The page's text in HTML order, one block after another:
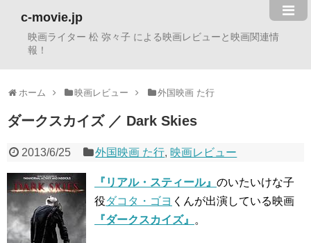
c-movie.jp
映画ライター 松 弥々子 による映画レビューと映画関連情
報！
ホーム 映画レビュー 外国映画 た行
ダークスカイズ ／ Dark Skies
2013/6/25 外国映画 た行, 映画レビュー
『リアル・スティール』 のいたいけな子
役ダコタ・ゴヨ くんが出演している映画
『ダークスカイズ』
。